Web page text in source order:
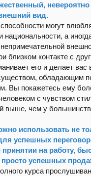
невероятно
вид.
могут
национальности, а
близком контакте с
его и делает вас
обладающим
Вы покажетесь ему
с чувством
выше, чем у
использовать не
успешных
на работу,
просто успешных
курса